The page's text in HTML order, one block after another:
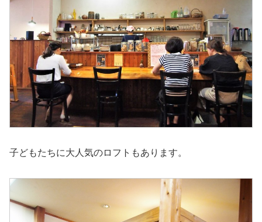
子どもたちに大人気のロフトもあります。